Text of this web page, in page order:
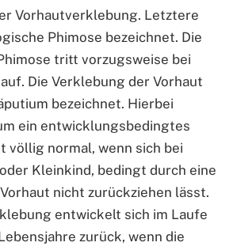
Vorhautverklebung. Letztere
Phimose bezeichnet. Die
tritt vorzugsweise bei
Die Verklebung der Vorhaut
bezeichnet. Hierbei
ein entwicklungsbedingtes
völlig normal, wenn sich bei
Kleinkind, bedingt durch eine
nicht zurückziehen lässt.
entwickelt sich im Laufe
zurück, wenn die